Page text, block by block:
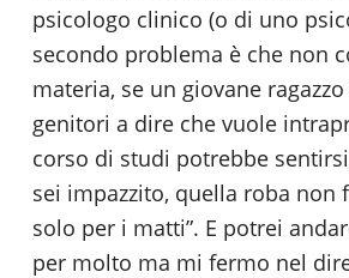
psicologo clinico (o di uno
secondo problema è che non
materia, se un giovane
genitori a dire che vuole
corso di studi potrebbe
sei impazzito, quella roba non
solo per i matti”. E potrei
per molto ma mi fermo nel